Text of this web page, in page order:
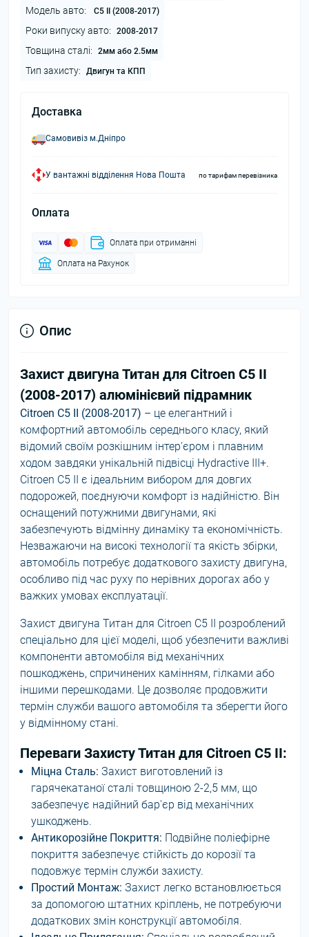
Модель авто: C5 II (2008-2017)
Роки випуску авто: 2008-2017
Товщина сталі: 2мм або 2.5мм
Тип захисту: Двигун та КПП
Доставка
Самовивіз м.Дніпро
У вантажні відділення Нова Пошта по тарифам перевізника
Оплата
Оплата при отриманні
Оплата на Рахунок
Опис
Захист двигуна Титан для Citroen C5 II
(2008-2017) алюмінієвий підрамник
Citroen C5 II (2008-2017) – це елегантний і
комфортний автомобіль середнього класу, який
відомий своїм розкішним інтер'єром і плавним
ходом завдяки унікальній підвісці Hydractive III+.
Citroen C5 II є ідеальним вибором для довгих
подорожей, поєднуючи комфорт із надійністю. Він
оснащений потужними двигунами, які
забезпечують відмінну динаміку та економічність.
Незважаючи на високі технології та якість збірки,
автомобіль потребує додаткового захисту двигуна,
особливо під час руху по нерівних дорогах або у
важких умовах експлуатації.
Захист двигуна Титан для Citroen C5 II розроблений
спеціально для цієї моделі, щоб убезпечити важливі
компоненти автомобіля від механічних
пошкоджень, спричинених камінням, гілками або
іншими перешкодами. Це дозволяє продовжити
термін служби вашого автомобіля та зберегти його
у відмінному стані.
Переваги Захисту Титан для Citroen C5 II:
Міцна Сталь: Захист виготовлений із
гарячекатаної сталі товщиною 2-2,5 мм, що
забезпечує надійний бар'єр від механічних
ушкоджень.
Антикорозійне Покриття: Подвійне поліефірне
покриття забезпечує стійкість до корозії та
подовжує термін служби захисту.
Простий Монтаж: Захист легко встановлюється
за допомогою штатних кріплень, не потребуючи
додаткових змін конструкції автомобіля.